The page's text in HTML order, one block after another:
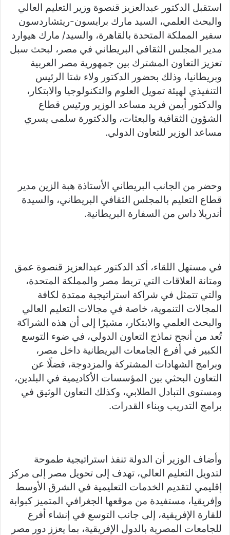
o
o
k
p
p
n
g
er
n
k
m
e
استقبل الدكتور عبدالعزيز قنصوة وزير التعليم العالي
والبحث العلمي، السيد مارك برايسون-ريتشاردسون
سفير المملكة المتحدة بالقاهرة، والسيد/ مارك هيوارد
مدير المجلس الثقافي البريطاني في مصر، لبحث سبل
تعزيز التعاون المشترك بين جمهورية مصر العربية
وبريطانيا، وذلك بحضور الدكتور ولاء شتا الرئيس
التنفيذي لهيئة تمويل العلوم والتكنولوجيا والابتكار،
والدكتور أيمن فريد مساعد الوزير ورئيس قطاع
الشؤون الثقافية والبعثات، والدكتورة سلمى يسري
مساعد الوزير للتعاون الدولي.
وحضر من الجانب البريطاني الأستاذة هبة الزين مدير
قطاع التعليم بالمجلس الثقافي البريطاني، والسيدة
أندريلا داس من السفارة البريطانية.
في مستهل اللقاء، أكد الدكتور عبدالعزيز قنصوة عمق
ومتانة العلاقات التي تربط مصر والمملكة المتحدة،
والتي تتمثل في شراكة استراتيجية ممتدة لكافة
المجالات التنموية، خاصة في مجالات التعليم العالي
والبحث العلمي والابتكار، مشيرًا إلى أن هذه الشراكة
تُعد من أنجح نماذج التعاون الدولي، في ضوء التوسع
الكبير في أفرع الجامعات البريطانية داخل مصر،
وبرامج الشهادات المشتركة والمزدوجة، فضلًا عن
التعاون البحثي بين المؤسسات الأكاديمية في البلدين،
ومستوى التبادل الطلابي، وكذلك التعاون الوثيق في
برامج التدريب وبناء القدرات.
وأضاف الوزير أن الدولة تنفذ استراتيجية طموحة
لتدويل التعليم العالي، تهدف إلى تحويل مصر إلى مركز
إقليمي لتقديم الخدمات التعليمية في الشرق الأوسط
وإفريقيا، مستفيدة من موقعها الجغرافي المتميز كبوابة
للقارة الإفريقية، إلى جانب التوسع في إنشاء أفرع
للجامعات المصرية بالدول الإفريقية، بما يعزز دور مصر